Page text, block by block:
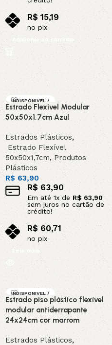
R$15,19
no pix
Adicionar ao carrinho
INDISPONIVEL /
SOB ENCOMEND
Estrado Flexivel Modular
50x50x1,7cm Azul
Estrados Plásticos,
Estrado Flexível
50x50x1,7cm, Produtos
Plásticos
R$ 63,90
R$63,90
Em até1x de R$ 63,90
sem juros no cartão de
crédito!
R$60,71
no pix
Leia mais
INDISPONIVEL /
SOB ENCOMEND
A
Estrado piso plástico flexível
modular antiderrapante
24x24cm cor marrom
Estrados Plásticos,